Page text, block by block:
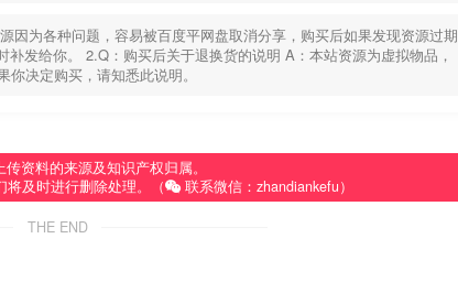
因为各种问题，容易被百度平网盘取消分享，购买后如果发现资源过期
发给你。 2.Q：购买后关于退换货的说明 A：本站资源为虚拟物品，
决定购买，请知悉此说明。
资料的来源及知识产权归属。
及时进行删除处理。（
联系微信：zhandiankefu）
THE END